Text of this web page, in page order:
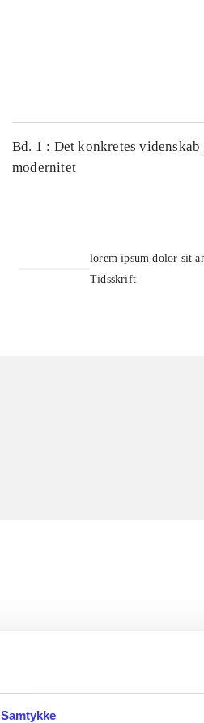
Samtykke
Bd. 1 : Det konkretes
modernitet
lorem ipsum dolor sit
Tidsskrift
...